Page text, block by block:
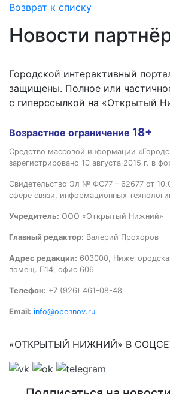
Возврат к списку
Новости
Городской интерактивный
защищены. Полное или
с гиперссылкой на «Открытый
Возрастное ограничение 18+
Средство массовой информации
зарегистрировано 10 августа 2015 г. в
Свидетельство Эл № ФС77 – 62677 от
сфере связи, информационных
Учредитель: ООО «Открытый Нижний»
Главный редактор: Валерий Прохоров
Адрес редакции: 603000,
помещ. П14, офис 606
Телефон: +7 (926) 461-08-48
Email: info@opennov.ru
«ОТКРЫТЫЙ НИЖНИЙ» В